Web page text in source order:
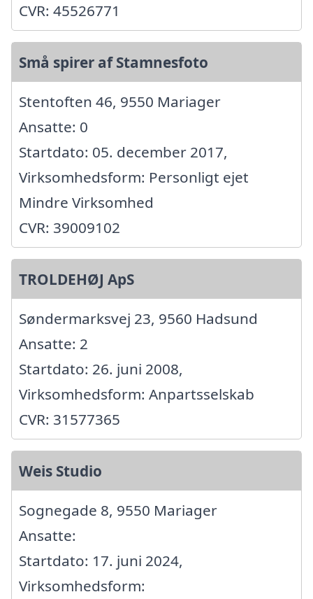
CVR: 45526771
Små spirer af Stamnesfoto
Stentoften 46, 9550 Mariager
Ansatte: 0
Startdato: 05. december 2017,
Virksomhedsform: Personligt ejet
Mindre Virksomhed
CVR: 39009102
TROLDEHØJ ApS
Søndermarksvej 23, 9560 Hadsund
Ansatte: 2
Startdato: 26. juni 2008,
Virksomhedsform: Anpartsselskab
CVR: 31577365
Weis Studio
Sognegade 8, 9550 Mariager
Ansatte:
Startdato: 17. juni 2024,
Virksomhedsform: